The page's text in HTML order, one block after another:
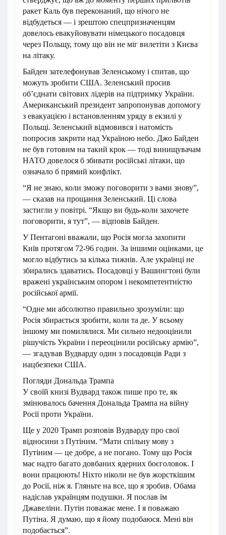
ракет Каль був переконаний, що нічого не
відбудеться — і зрештою спецпризначенцям
довелось евакуйовувати німецького посадовця
через Польщу, тому що він не міг вилетіти з Києва
на літаку.
Байден зателефонував Зеленському і спитав, що
можуть зробити США. Зеленський просив
обʼєднати світових лідерів на підтримку України.
Американський президент запропонував допомогу
з евакуацією і встановленням уряду в екзилі у
Польщі. Зеленський відмовився і натомість
попросив закрити над Україною небо. Джо Байден
не був готовим на такий крок — тоді винищувачам
НАТО довелося б збивати російські літаки, що
означало б прямий конфлікт.
“Я не знаю, коли зможу поговорити з вами знову”,
— сказав на прощання Зеленський. Ці слова
застигли у повітрі. “Якщо ви будь-коли захочете
поговорити, я тут”, — відповів Байден.
У Пентагоні вважали, що Росія могла захопити
Київ протягом 72-96 годин. За іншими оцінками, це
могло відбутись за кілька тижнів. Але українці не
збирались здаватись. Посадовці у Вашингтоні були
вражені українським опором і некомпетентністю
російської армії.
“Одне ми абсолютно правильно зрозуміли: що
Росія збирається зробити, коли та де. У всьому
іншому ми помилялися. Ми сильно недооцінили
рішучість України і переоцінили російську армію”,
— згадував Вудварду один з посадовців Ради з
нацбезпеки США.
Погляди Дональда Трампа
У своїй книзі Вудвард також пише про те, як
змінювалось бачення Дональда Трампа на війну
Росії проти України.
Ще у 2020 Трамп розповів Вудварду про свої
відносини з Путіним. “Мати спільну мову з
Путіним — це добре, а не погано. Тому що Росія
має надто багато довбаних ядерних боєголовок. І
вони працюють! Ніхто ніколи не був жорсткішим
до Росії, ніж я. Гляньте на все, що я зробив. Обама
надіслав українцям подушки. Я послав їм
Джавеліни. Путін поважає мене. І я поважаю
Путіна. Я думаю, що я йому подобаюся. Мені він
подобається”.